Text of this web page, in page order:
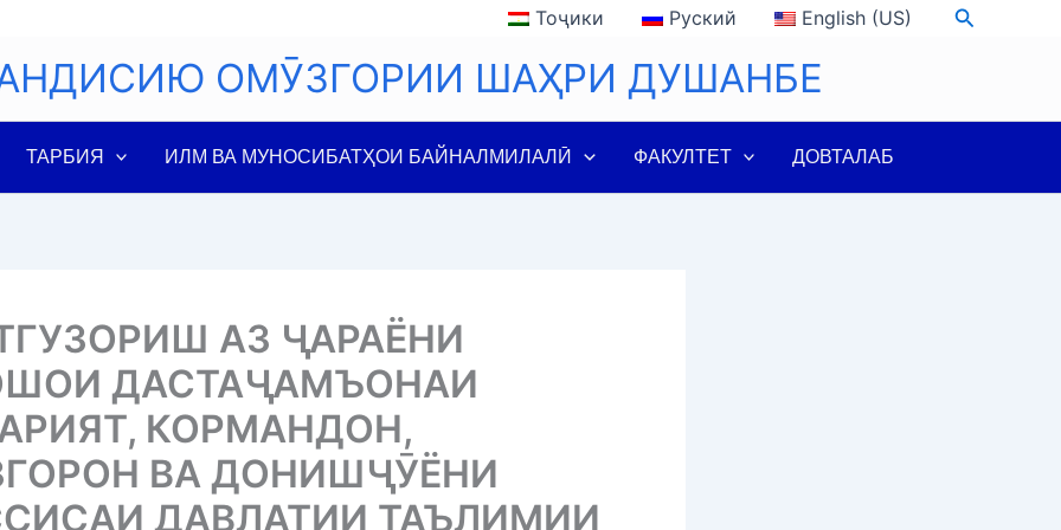
Тоҷики Руский English (US) Search
ОМӮЗГОРИИ ШАҲРИ ДУШАНБЕ
ТАРБИЯ ИЛМ ВА МУНОСИБАТҲОИ БАЙНАЛМИЛАЛӢ ФАКУЛТЕТ ДОВТАЛАБ
АЗ ҶАРАЁНИ
ДАСТАҶАМЪОНАИ
КОРМАНДОН,
ВА ДОНИШҶӮЁНИ
ДАВЛАТИИ ТАЪЛИМИИ